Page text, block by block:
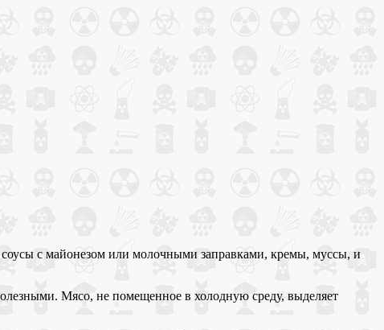
с майонезом или молочными заправками, кремы, муссы, и
Мясо, не помещенное в холодную среду, выделяет